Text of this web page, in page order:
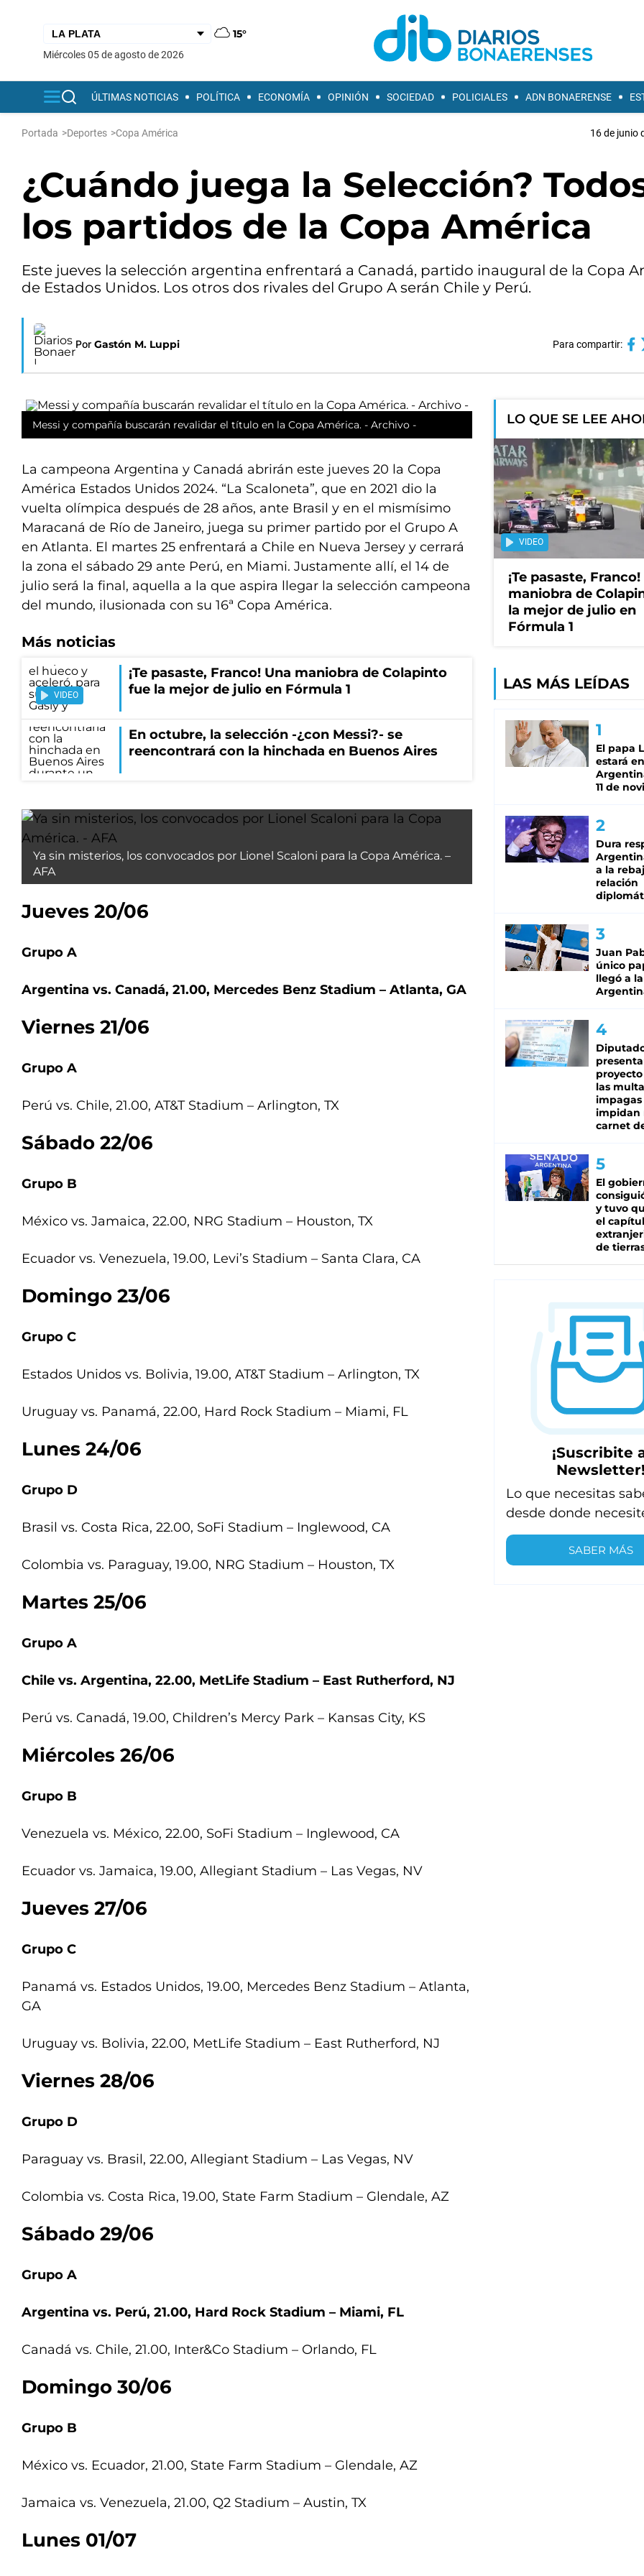
15°
miércoles 05 de agosto de 2026
ÚLTIMAS NOTICIAS POLÍTICA ECONOMÍA OPINIÓN SOCIEDAD POLICIALES ADN BONAERENSE
Portada >Deportes >Copa América 16 de junio
¿Cuándo juega la Selección?
los partidos de la Copa América
Este jueves la selección argentina enfrentará a Canadá, partido inaugural de la Copa
de Estados Unidos. Los otros dos rivales del Grupo A serán Chile y Perú.
Por Gastón M. Luppi Para compartir:
Messi y compañía buscarán revalidar el título en la Copa América. - Archivo -
La campeona Argentina y Canadá abrirán este jueves 20 la Copa
América Estados Unidos 2024. “La Scaloneta”, que en 2021 dio la
vuelta olímpica después de 28 años, ante Brasil y en el mismísimo
Maracaná de Río de Janeiro, juega su primer partido por el Grupo A
en Atlanta. El martes 25 enfrentará a Chile en Nueva Jersey y cerrará
la zona el sábado 29 ante Perú, en Miami. Justamente allí, el 14 de
julio será la final, aquella a la que aspira llegar la selección campeona
del mundo, ilusionada con su 16ª Copa América.
Más noticias
VIDEO
¡Te pasaste, Franco! Una maniobra de Colapinto
fue la mejor de julio en Fórmula 1
En octubre, la selección -¿con Messi?- se
reencontrará con la hinchada en Buenos Aires
Ya sin misterios, los convocados por Lionel Scaloni para la Copa América. –
AFA
Jueves 20/06
Grupo A
Argentina vs. Canadá, 21.00, Mercedes Benz Stadium – Atlanta, GA
Viernes 21/06
Grupo A
Perú vs. Chile, 21.00, AT&T Stadium – Arlington, TX
Sábado 22/06
Grupo B
México vs. Jamaica, 22.00, NRG Stadium – Houston, TX
Ecuador vs. Venezuela, 19.00, Levi’s Stadium – Santa Clara, CA
Domingo 23/06
Grupo C
Estados Unidos vs. Bolivia, 19.00, AT&T Stadium – Arlington, TX
Uruguay vs. Panamá, 22.00, Hard Rock Stadium – Miami, FL
Lunes 24/06
Grupo D
Brasil vs. Costa Rica, 22.00, SoFi Stadium – Inglewood, CA
Colombia vs. Paraguay, 19.00, NRG Stadium – Houston, TX
Martes 25/06
Grupo A
Chile vs. Argentina, 22.00, MetLife Stadium – East Rutherford, NJ
Perú vs. Canadá, 19.00, Children’s Mercy Park – Kansas City, KS
Miércoles 26/06
Grupo B
Venezuela vs. México, 22.00, SoFi Stadium – Inglewood, CA
Ecuador vs. Jamaica, 19.00, Allegiant Stadium – Las Vegas, NV
Jueves 27/06
Grupo C
Panamá vs. Estados Unidos, 19.00, Mercedes Benz Stadium – Atlanta,
GA
Uruguay vs. Bolivia, 22.00, MetLife Stadium – East Rutherford, NJ
Viernes 28/06
Grupo D
Paraguay vs. Brasil, 22.00, Allegiant Stadium – Las Vegas, NV
Colombia vs. Costa Rica, 19.00, State Farm Stadium – Glendale, AZ
Sábado 29/06
Grupo A
Argentina vs. Perú, 21.00, Hard Rock Stadium – Miami, FL
Canadá vs. Chile, 21.00, Inter&Co Stadium – Orlando, FL
Domingo 30/06
Grupo B
México vs. Ecuador, 21.00, State Farm Stadium – Glendale, AZ
Jamaica vs. Venezuela, 21.00, Q2 Stadium – Austin, TX
Lunes 01/07
LO QUE SE LEE
VIDEO
¡Te pasaste, Franco!
maniobra de
la mejor de julio en
Fórmula 1
LAS MÁS LEÍDAS
El papa
estará
11 de
Dura
a la
relación
Juan
único
llegó a la
las
impagas
impidan
carnet
El
y tuvo
el
de
¡Suscribite
Newsletter!
Lo que necesitas
desde donde
SABER MÁS